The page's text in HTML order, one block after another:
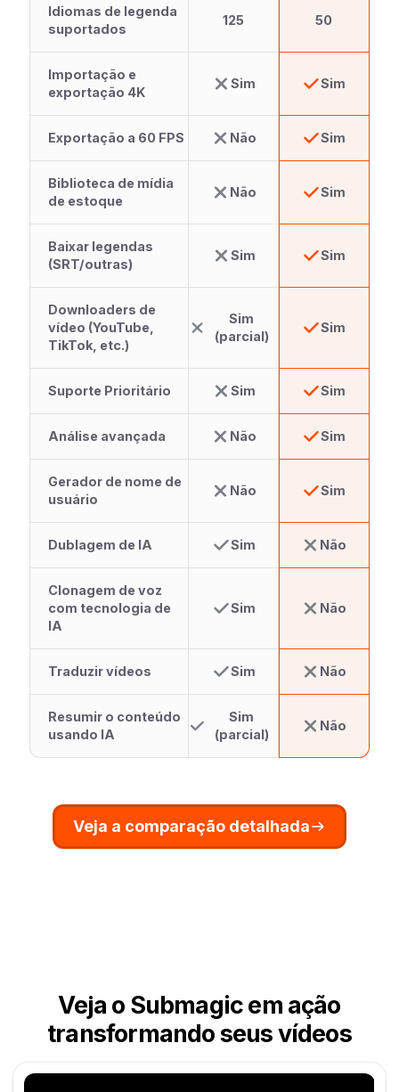
Idiomas de legenda
suportados
125 50
Importação e
exportação 4K
Sim Sim
Exportação a 60 FPS Não Sim
Biblioteca de mídia
de estoque
Não Sim
Baixar legendas
(SRT/outras)
Sim Sim
Downloaders de
vídeo (YouTube,
TikTok, etc.)
Sim
(parcial)
Sim
Suporte Prioritário Sim Sim
Análise avançada Não Sim
Gerador de nome de
usuário
Não Sim
Dublagem de IA Sim Não
Clonagem de voz
com tecnologia de
IA
Sim Não
Traduzir vídeos Sim Não
Resumir o conteúdo
usando IA
Sim
(parcial)
Não
Veja a comparação detalhada
Veja o Submagic em ação
transformando seus vídeos